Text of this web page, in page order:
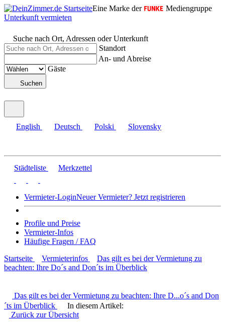
Eine Marke der
Mediengruppe
Unterkunft vermieten
Suche nach Ort, Adressen oder Unterkunft
Standort
An- und Abreise
Gäste
Suchen
English Deutsch Polski Slovensky
Städteliste Merkzettel
Vermieter-LoginNeuer Vermieter? Jetzt registrieren
Profile und Preise
Vermieter-Infos
Häufige Fragen / FAQ
Startseite
Vermieterinfos
Das gilt es bei der Vermietung zu
beachten: Ihre Do´s and Don´ts im Überblick
Das gilt es bei der Vermietung zu beachten: Ihre D...o´s and Don
´ts im Überblick
In diesem Artikel:
Zurück zurÜbersicht